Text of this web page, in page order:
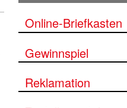
Online-Briefkasten
Gewinnspiel
Reklamation